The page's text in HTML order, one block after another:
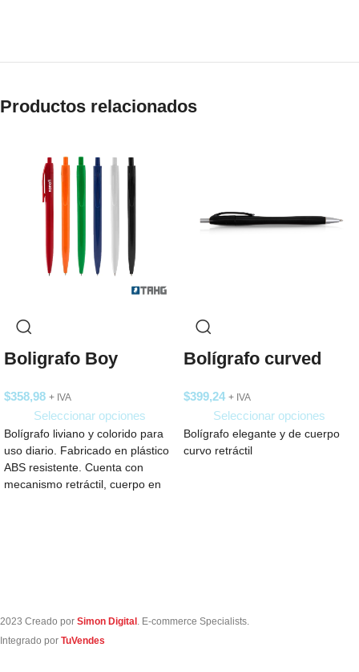
Productos relacionados
Boligrafo Boy
$358,98 + IVA
Seleccionar opciones
Bolígrafo liviano y colorido para
uso diario. Fabricado en plástico
ABS resistente. Cuenta con
mecanismo retráctil, cuerpo en
Bolígrafo curved
$399,24 + IVA
Seleccionar opciones
Bolígrafo elegante y de cuerpo
curvo retráctil
2023 Creado por Simon Digital . E-commerce Specialists.
Integrado por TuVendes